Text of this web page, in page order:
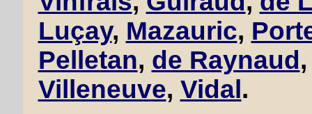
Luçay, Mazauric,
Pelletan, de Raynaud
Villeneuve, Vidal .